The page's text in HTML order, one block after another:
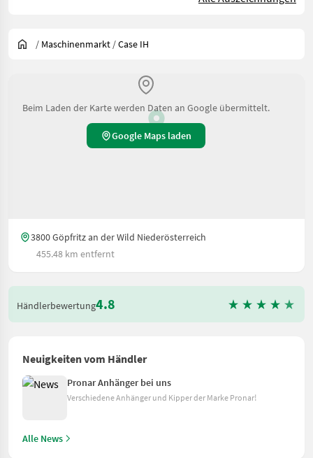
/ Maschinenmarkt /Case IH
Beim Laden der Karte werden Daten an Google übermittelt.
Google Maps laden
3800 Göpfritz an der Wild Niederösterreich
455.48 km entfernt
Händlerbewertung4.8
Neuigkeiten vom Händler
Pronar Anhänger bei uns
Verschiedene Anhänger und Kipper der Marke Pronar!
Alle News